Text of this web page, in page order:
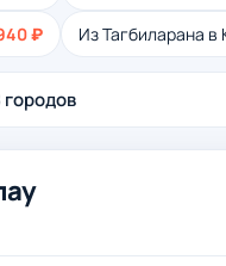
₽ Из Тагбиларана в